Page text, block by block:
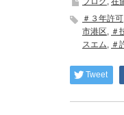
＃３年許可
市港区, ＃
スエム, ＃
Tweet